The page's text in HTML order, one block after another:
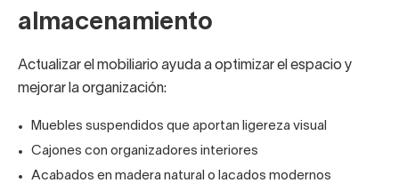
almacenamiento
Actualizar el mobiliario ayuda a optimizar el espacio y
mejorar la organización:
Muebles suspendidos que aportan ligereza visual
Cajones con organizadores interiores
Acabados en madera natural o lacados modernos